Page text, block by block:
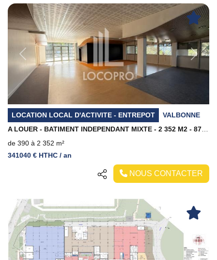
Previous Next
LOCATION LOCAL D'ACTIVITE - ENTREPOT
VALBONNE
de 390 à 2 352 m²
341040 € HTHC / an
NOUS CONTACTER
Previous Next